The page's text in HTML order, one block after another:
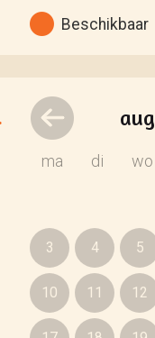
Beschikbaar
ma di wo
3 4 5
10 11 12